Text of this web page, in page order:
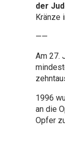
der
Kränze
——
Am 27.
1996
an die
Opfer